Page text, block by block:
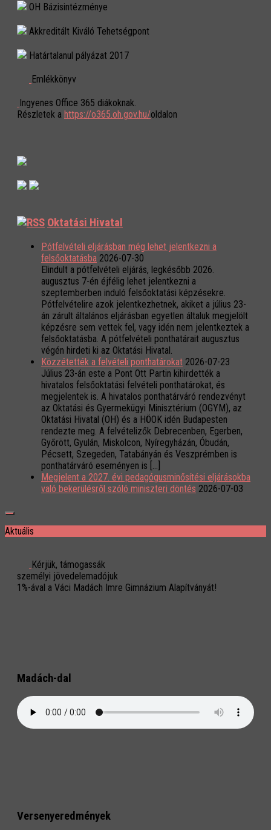
OH Bázisintézménye
Akkreditált Kiváló Tehetségpont
Határtalanul pályázat 2017
Emlékkönyv
Ingyenes Office 365 diákoknak.
Részletek a https://o365.oh.gov.hu/oldalon
Oktatási Hivatal
Pótfelvételi eljárásban még lehet jelentkezni a
felsőoktatásba 2026-07-30
Elindult a pótfelvételi eljárás, legkésőbb 2026.
augusztus 7-én éjfélig lehet jelentkezni a
szeptemberben induló felsőoktatási képzésekre.
Pótfelvételire azok jelentkezhetnek, akiket a július 23-
án zárult általános eljárásban egyetlen általuk megjelölt
képzésre sem vettek fel, vagy idén nem jelentkeztek a
felsőoktatásba. A pótfelvételi ponthatárait augusztus
végén hirdeti ki az Oktatási Hivatal.
Közzétették a felvételi ponthatárokat 2026-07-23
Július 23-án este a Pont Ott Partin kihirdették a
hivatalos felsőoktatási felvételi ponthatárokat, és
megjelentek is. A hivatalos ponthatárváró rendezvényt
az Oktatási és Gyermekügyi Minisztérium (OGYM), az
Oktatási Hivatal (OH) és a HÖOK idén Budapesten
rendezte meg. A felvételizők Debrecenben, Egerben,
Győrött, Gyulán, Miskolcon, Nyíregyházán, Óbudán,
Pécsett, Szegeden, Tatabányán és Veszprémben is
ponthatárváró eseményen is […]
Megjelent a 2027. évi pedagógusminősítési eljárásokba
való bekerülésről szóló miniszteri döntés 2026-07-03
Aktuális
Kérjük, támogassák
személyi jövedelemadójuk
1%-ával a Váci Madách Imre Gimnázium Alapítványát!
Madách-dal
Versenyeredmények